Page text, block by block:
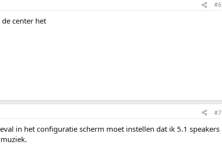
#6
center het
#7
in het configuratie scherm moet instellen dat ik 5.1 speakers